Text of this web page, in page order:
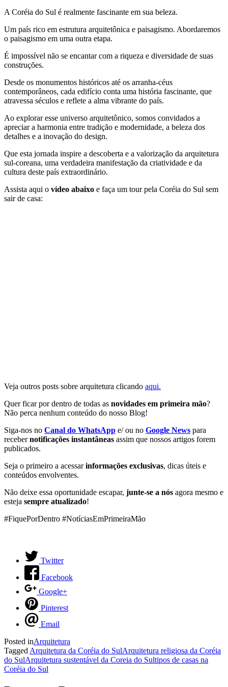
A Coréia do Sul é realmente fascinante em sua beleza.
Um país rico em estrutura arquitetônica e paisagismo. Abordaremos
o paisagismo em uma outra etapa.
É impossível não se encantar com a riqueza e diversidade de suas
construções.
Desde os monumentos históricos até os arranha-céus
contemporâneos, cada edifício conta uma história fascinante, que
atravessa séculos e reflete a alma vibrante do país.
Ao explorar esse universo arquitetônico, somos convidados a
apreciar a harmonia entre tradição e modernidade, a beleza dos
detalhes e a inovação do design.
Que esta jornada inspire a descoberta e a valorização da arquitetura
sul-coreana, uma verdadeira manifestação da criatividade e da
cultura deste país extraordinário.
Assista aqui o vídeo abaixo e faça um tour pela Coréia do Sul sem
sair de casa:
Veja outros posts sobre arquitetura clicando aqui.
Quer ficar por dentro de todas as novidades em primeira mão?
Não perca nenhum conteúdo do nosso Blog!
Siga-nos no Canal do WhatsApp e/ ou no Google News para
recebernotificações instantâneas assim que nossos artigos forem
publicados.
Seja o primeiro a acessarinformações exclusivas, dicas úteis e
conteúdos envolventes.
Não deixe essa oportunidade escapar, junte-se a nós agora mesmo e
esteja sempre atualizado!
#FiquePorDentro #NotíciasEmPrimeiraMão
Twitter
Facebook
Google+
Pinterest
Email
Posted inArquitetura
Tagged Arquitetura da Coréia do SulArquitetura religiosa da Coréia
do SulArquitetura sustentável da Coreia do Sultipos de casas na
Coréia do Sul